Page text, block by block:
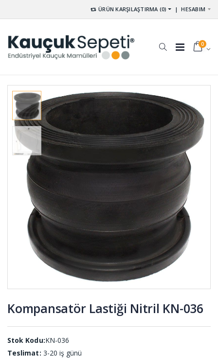
ÜRÜN KARŞILAŞTIRMA (0) |HESABIM
0
Kompansatör Lastiği Nitril KN-036
Stok Kodu:KN-036
Teslimat: 3-20 iş günü
Vakum
Ayaklı
Titreşim
Takozları
KTS-001
Vana
Lastiği DV-
Silikon OS-
001 (50
METRE)
Lastiği 09-
819-B
Kare Dolu
Kauçuk
Profil DS-
001 (10
KPY-001